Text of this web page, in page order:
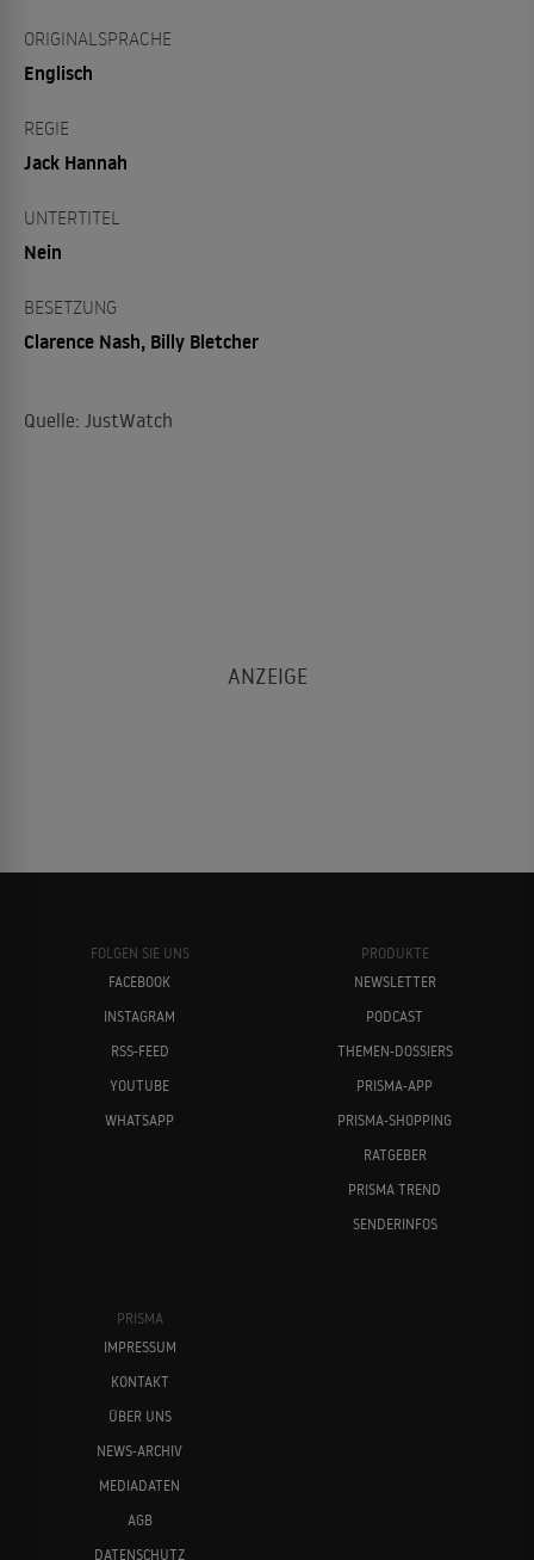
ORIGINALSPRACHE
Englisch
REGIE
Jack Hannah
UNTERTITEL
Nein
BESETZUNG
Clarence Nash, Billy Bletcher
Quelle: JustWatch
FOLGEN SIE UNS
FACEBOOK
INSTAGRAM
RSS-FEED
YOUTUBE
WHATSAPP
PRODUKTE
NEWSLETTER
PODCAST
THEMEN-DOSSIERS
PRISMA-APP
PRISMA-SHOPPING
RATGEBER
PRISMA TREND
SENDERINFOS
PRISMA
IMPRESSUM
KONTAKT
ÜBER UNS
NEWS-ARCHIV
MEDIADATEN
AGB
DATENSCHUTZ